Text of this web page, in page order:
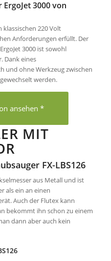
3000 von
klassischen 220 Volt
Anforderungen erfüllt. Der
3000 ist sowohl
Dank eines
und ohne Werkzeug zwischen
werden.
ansehen *
MIT
FX-LBS126
aus Metall und ist
als ein an einen
Auch der Flutex kann
bekommt ihn schon zu einem
dann aber auch kein